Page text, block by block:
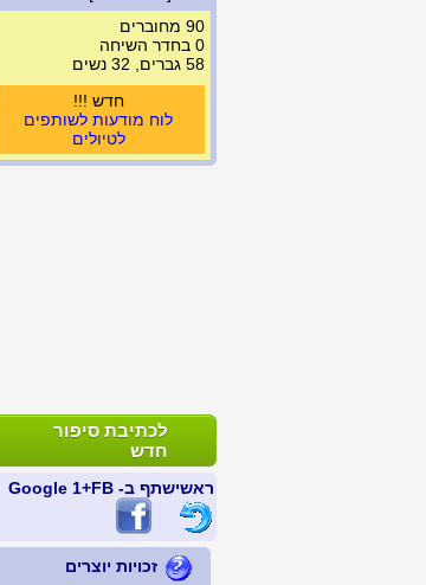
90 מחוברים
0 בחדר השיחה
58 גברים, 32 נשים
חדש !!!
לוח מודעות לשותפים
לטיולים
לכתיבת סיפור
חדש
ראשישתף ב- FB +1 Google
זכויות יוצרים